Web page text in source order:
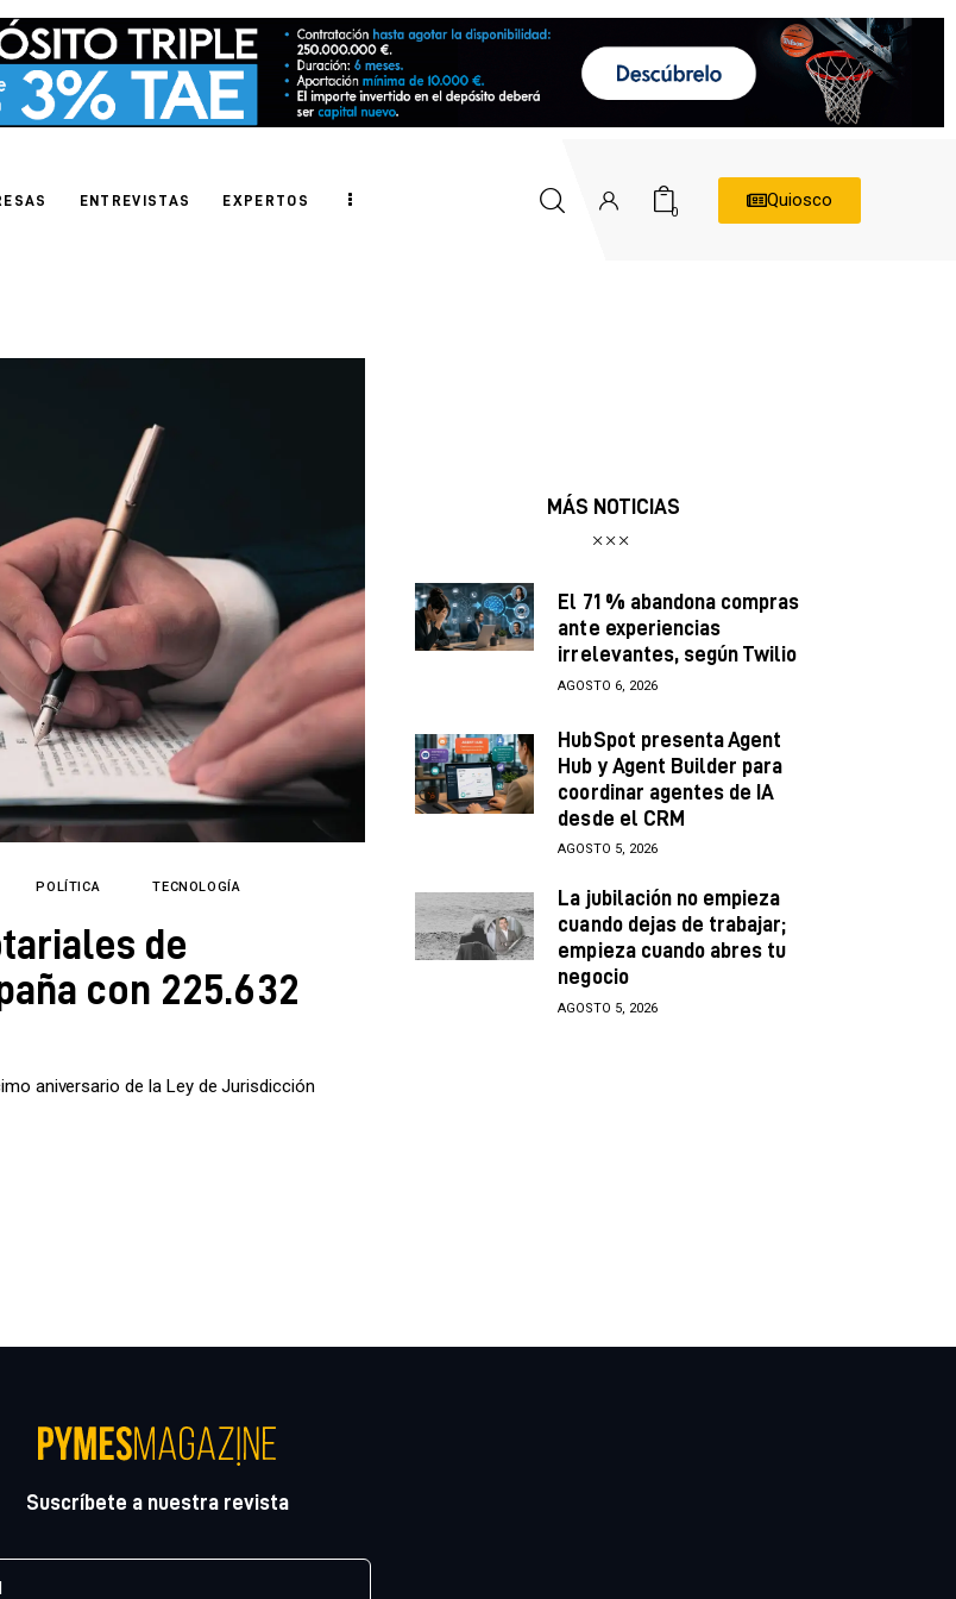
ENTREVISTAS EXPERTOS
0
Quiosco
POLÍTICA TECNOLOGÍA
de
con 225.632
aniversario de la Ley de Jurisdicción
MÁS NOTICIAS
El 71 % abandona compras
ante experiencias
irrelevantes, según Twilio
AGOSTO 6, 2026
HubSpot presenta Agent
Hub y Agent Builder para
coordinar agentes de IA
desde el CRM
AGOSTO 5, 2026
La jubilación no empieza
cuando dejas de trabajar;
empieza cuando abres tu
negocio
AGOSTO 5, 2026
Suscríbete a nuestra revista